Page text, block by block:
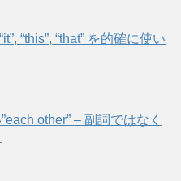
“this”, “that” を的確に使い
other” – 副詞ではなく